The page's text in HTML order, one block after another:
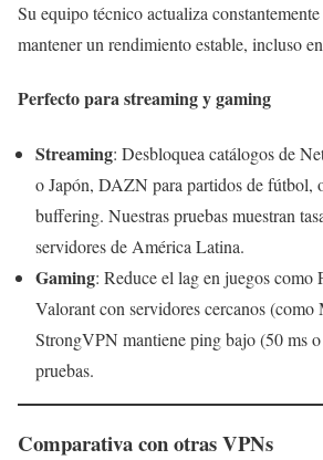
Su equipo técnico actualiza
mantener un rendimiento estable, incluso
Perfecto para streaming y gaming
Streaming: Desbloquea catálogos de
o Japón, DAZN para partidos de fútbol,
buffering. Nuestras pruebas muestran
servidores de América Latina.
Gaming: Reduce el lag en juegos
Valorant con servidores cercanos
StrongVPN mantiene ping bajo (50 ms o
pruebas.
Comparativa con otras VPNs